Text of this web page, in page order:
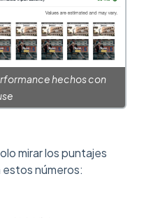
hechos con
mirar los puntajes
números: